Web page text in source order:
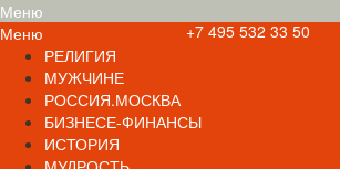
Меню
Меню
РЕЛИГИЯ
МУЖЧИНЕ
РОССИЯ.МОСКВА
БИЗНЕСЕ-ФИНАНСЫ
ИСТОРИЯ
+7 495 532 33 50